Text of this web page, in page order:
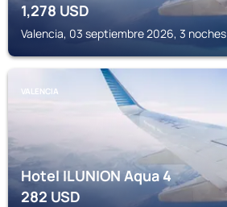
1,278 USD
Valencia, 03 septiembre 2026, 3 noches
VALENCIA
Hotel ILUNION Aqua 4
282USD